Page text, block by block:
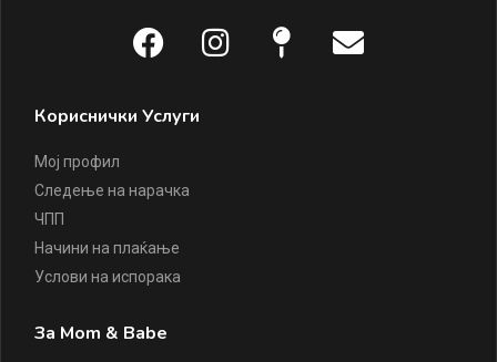
Кориснички Услуги
Мој профил
Следење на нарачка
ЧПП
Начини на плаќање
Услови на испорака
За Mom & Babe